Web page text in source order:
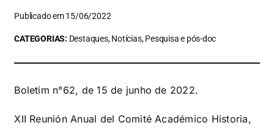
Publicado em 15/06/2022
CATEGORIAS: Destaques, Notícias, Pesquisa e pós-doc
Boletim n°62, de 15 de junho de 2022.
XII Reunión Anual del Comité Académico Historia,